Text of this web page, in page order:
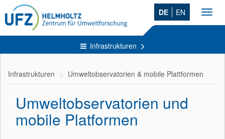
DE EN
Infrastrukturen
Infrastrukturen Umweltobservatorien & mobile Plattformen
Umweltobservatorien und
mobile Platformen